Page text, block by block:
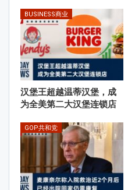
BUSINESS商业
汉堡王超越温蒂汉堡，成
为全美第二大汉堡连锁店
GOP共和党